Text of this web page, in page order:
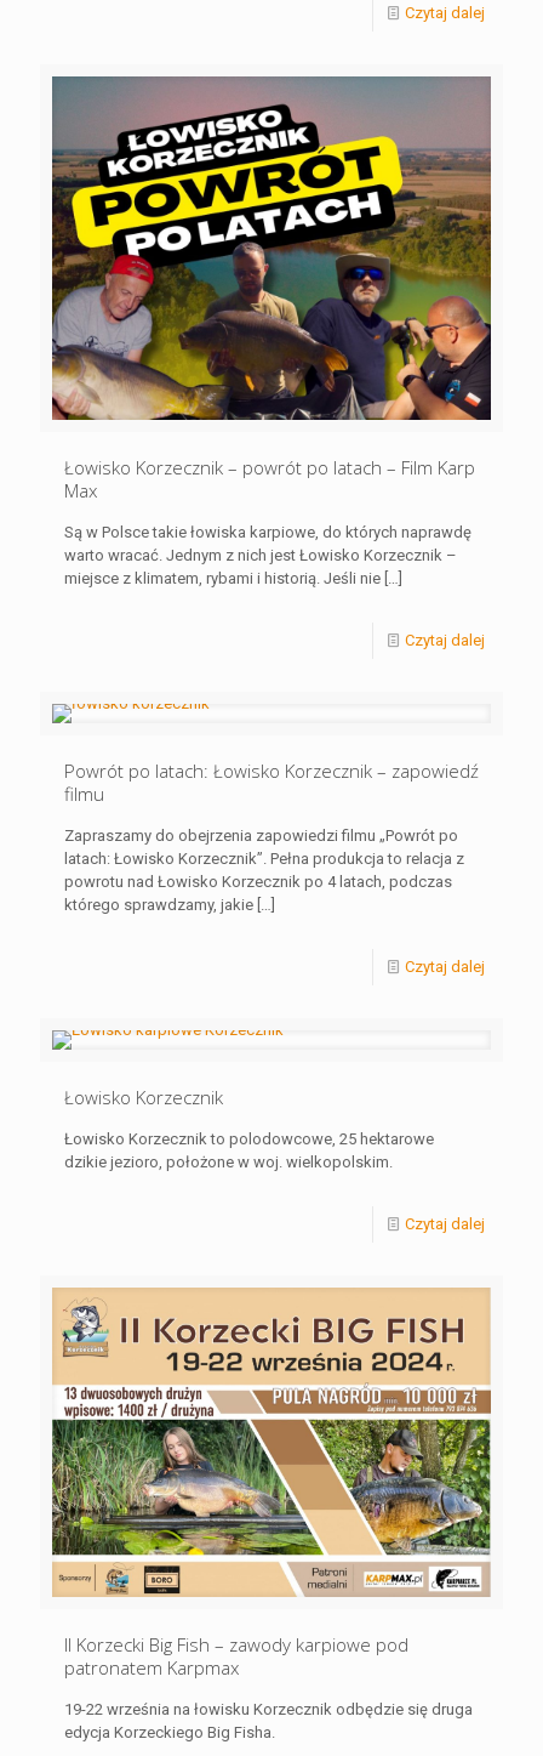
Czytaj dalej
Łowisko Korzecznik – powrót po latach – Film Karp
Max
Są w Polsce takie łowiska karpiowe, do których naprawdę
warto wracać. Jednym z nich jest Łowisko Korzecznik –
miejsce z klimatem, rybami i historią. Jeśli nie […]
Czytaj dalej
Powrót po latach: Łowisko Korzecznik – zapowiedź
filmu
Zapraszamy do obejrzenia zapowiedzi filmu „Powrót po
latach: Łowisko Korzecznik”. Pełna produkcja to relacja z
powrotu nad Łowisko Korzecznik po 4 latach, podczas
którego sprawdzamy, jakie […]
Czytaj dalej
Łowisko Korzecznik
Łowisko Korzecznik to polodowcowe, 25 hektarowe
dzikie jezioro, położone w woj. wielkopolskim.
Czytaj dalej
II Korzecki Big Fish – zawody karpiowe pod
patronatem Karpmax
19-22 września na łowisku Korzecznik odbędzie się druga
edycja Korzeckiego Big Fisha.